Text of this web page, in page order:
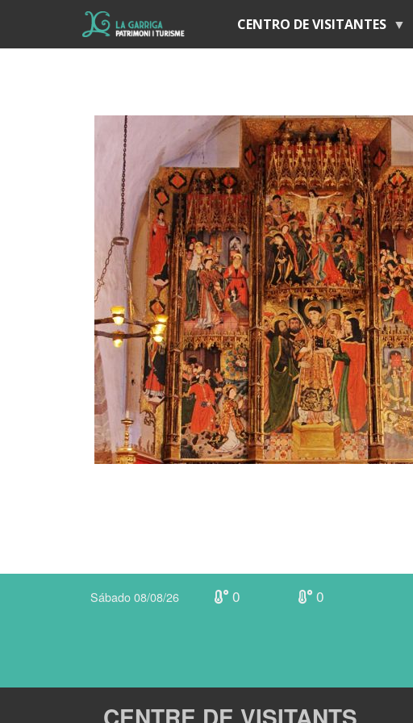
CENTRO DE VISITANTES
Sábado 08/08/26 0 0